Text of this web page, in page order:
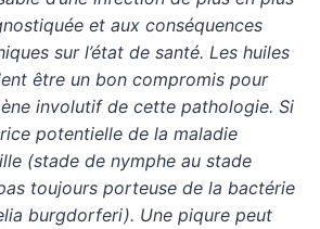
et aux conséquences
sur l’état de santé. Les huiles
être un bon compromis pour
involutif de cette pathologie. Si
potentielle de la maladie
(stade de nymphe au stade
toujours porteuse de la bactérie
burgdorferi). Une piqure peut